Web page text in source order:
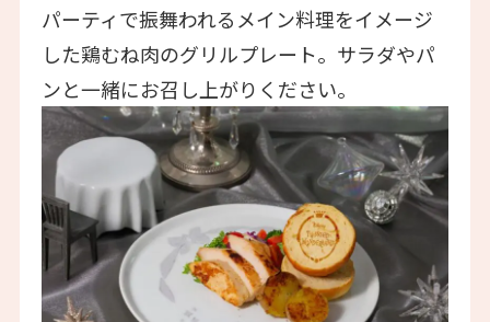
パーティで振舞われるメイン料理をイメージ
した鶏むね肉のグリルプレート。サラダやパ
ンと一緒にお召し上がりください。